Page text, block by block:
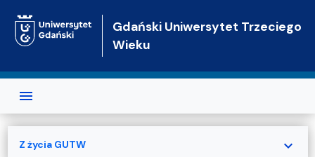
Gdański Uniwersytet Trzeciego
Wieku
Z życia GUTW expand_more